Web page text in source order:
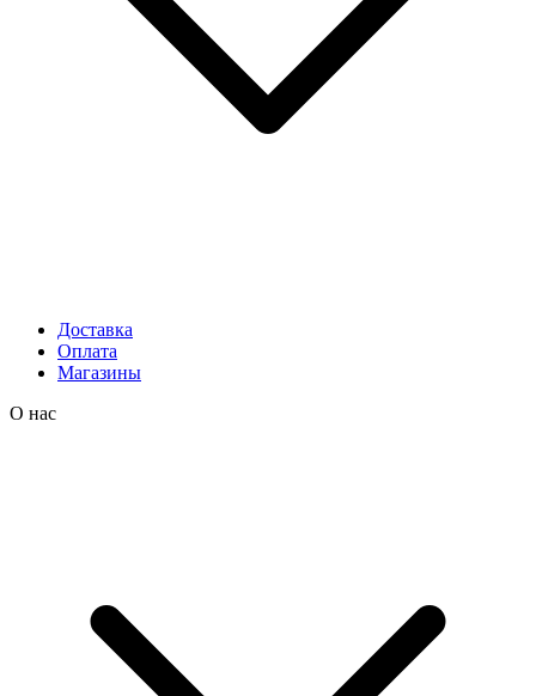
Доставка
Оплата
Магазины
О нас